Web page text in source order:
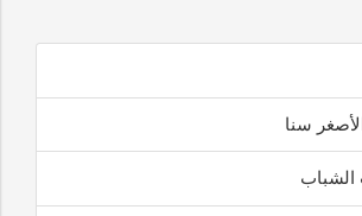
سنا
الشباب